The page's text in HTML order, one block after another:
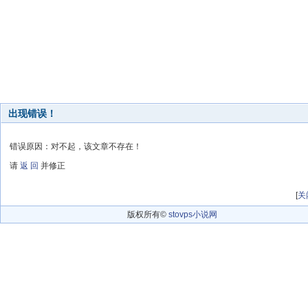
出现错误！
错误原因：对不起，该文章不存在！
请 返 回 并修正
[关
版权所有© stovps小说网